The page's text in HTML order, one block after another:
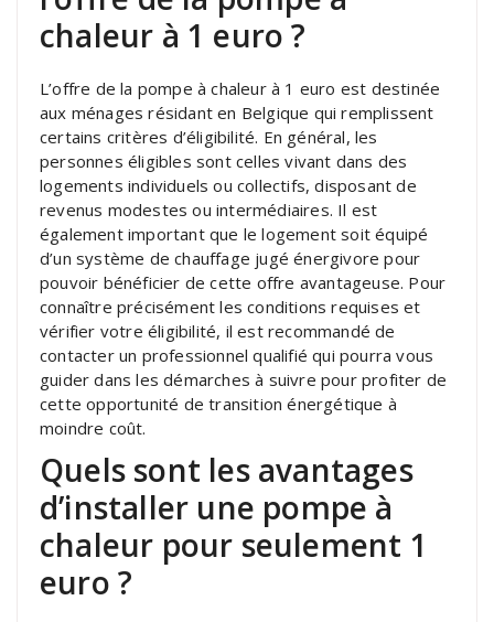
chaleur à 1 euro ?
L’offre de la pompe à chaleur à 1 euro est destinée
aux ménages résidant en Belgique qui remplissent
certains critères d’éligibilité. En général, les
personnes éligibles sont celles vivant dans des
logements individuels ou collectifs, disposant de
revenus modestes ou intermédiaires. Il est
également important que le logement soit équipé
d’un système de chauffage jugé énergivore pour
pouvoir bénéficier de cette offre avantageuse. Pour
connaître précisément les conditions requises et
vérifier votre éligibilité, il est recommandé de
contacter un professionnel qualifié qui pourra vous
guider dans les démarches à suivre pour profiter de
cette opportunité de transition énergétique à
moindre coût.
Quels sont les avantages
d’installer une pompe à
chaleur pour seulement 1
euro ?